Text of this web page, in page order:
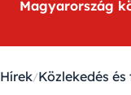
Magyarország
Hírek Közlekedés